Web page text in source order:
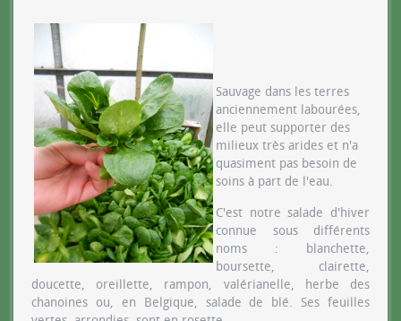
Sauvage dans les terres
anciennement labourées,
elle peut supporter des
milieux très arides et n'a
quasiment pas besoin de
soins à part de l'eau.
C'est notre salade d'hiver
connue sous différents
noms : blanchette,
boursette, clairette,
doucette, oreillette, rampon, valérianelle, herbe des
chanoines ou, en Belgique, salade de blé. Ses feuilles